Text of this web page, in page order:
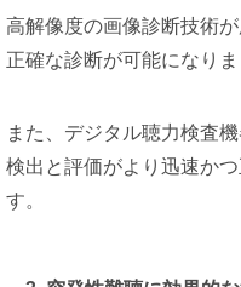
高解像度の画像診断技術
正確な診断が可能になりま
また、デジタル聴力検査
検出と評価がより迅速か
す。